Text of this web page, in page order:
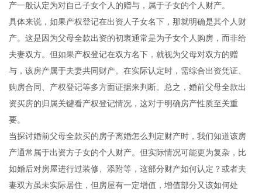
产一般认定为对自己子女个人的赠与，属于子女的个人财产。
具体来说，如果产权登记在出资人子女名下，那就明确是其个人财
产。这是因为父母全款出资的初衷通常是为子女个人购房，而非给
夫妻双方。但如果产权登记在双方名下，就视为父母对双方的赠
与，该房产属于夫妻共同财产。在实际认定时，需综合出资凭证、
购房合同、产权登记等多方面证据来判断。总之，婚前父母全款出
资买房的归属关键看产权登记情况，这对于明确房产性质至关重
要。
当探讨婚前父母全款买的房子离婚怎么判定财产时，我们知道该房
产通常属于出资方子女的个人财产。但实际情况可能更为复杂，比
如婚后对房屋进行过装修、添附等，这部分财产如何认定？或者夫
妻双方虽未实际居住，但房屋有一定增值，增值部分又该如何处